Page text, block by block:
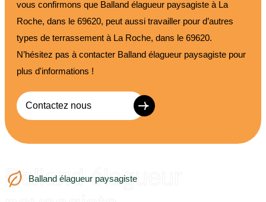
vous confirmons que Balland élagueur paysagiste à La
Roche, dans le 69620, peut aussi travailler pour d’autres
types de terrassement à La Roche, dans le 69620.
N’hésitez pas à contacter Balland élagueur paysagiste pour
plus d'informations !
Contactez nous
Balland élagueur paysagiste
Balland élagueur